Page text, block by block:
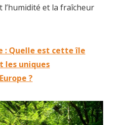
l’humidité et la fraîcheur
: Quelle est cette île
les uniques
?